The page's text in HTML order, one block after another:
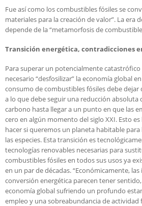
Fue así como los combustibles fósiles se
materiales para la creación de valor”. La era
depende de la “metamorfosis de
Transición energética, contradicciones
Para superar un potencialmente
necesario “desfosilizar” la economía global
consumo de combustibles fósiles debe dejar
a lo que debe seguir una reducción absoluta
carbono hasta llegar a un punto en que las
cero en algún momento del siglo XXI. Esto
hacer si queremos un planeta habitable
las especies. Esta transición es
tecnologías renovables necesarias para
combustibles fósiles en todos sus usos ya
en un par de décadas. “Económicamente,
conversión energética parecen tener
economía global sufriendo un profundo
empleo y una sobreabundancia de actividad